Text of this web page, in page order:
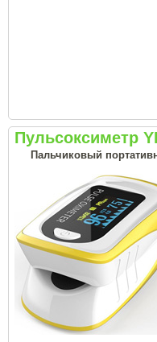
Пульсоксиметр
Пальчиковый